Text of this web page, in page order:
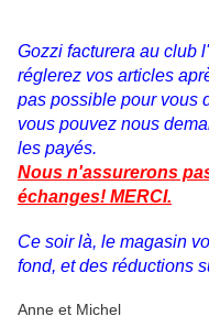
Gozzi facturera au club
réglerez vos articles
pas possible pour vous
vous pouvez nous
les payés.
Nous n'assurerons
échanges! MERCI.
Ce soir là, le magasin
fond, et des réductions
Anne et Michel